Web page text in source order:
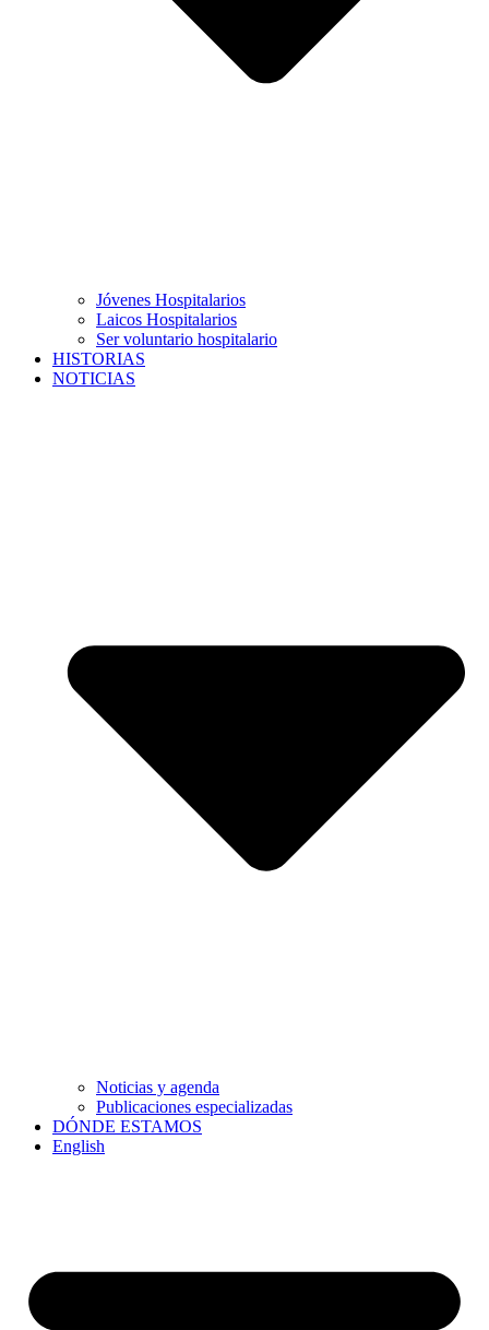
Jóvenes Hospitalarios
Laicos Hospitalarios
Ser voluntario hospitalario
HISTORIAS
NOTICIAS
Noticias y agenda
Publicaciones especializadas
DÓNDE ESTAMOS
English